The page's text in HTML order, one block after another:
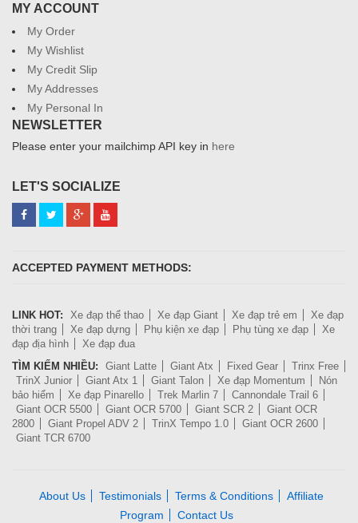
MY ACCOUNT
My Order
My Wishlist
My Credit Slip
My Addresses
My Personal In
NEWSLETTER
Please enter your mailchimp API key in here
LET'S SOCIALIZE
ACCEPTED PAYMENT METHODS:
LINK HOT: Xe đạp thể thao Xe đạp Giant Xe đạp trẻ em
Xe đạp
thời trang
Xe đạp dựng Phụ kiện xe đạp Phụ tùng xe đạp
Xe
đạp địa hình
Xe đạp đua
TÌM KIẾM NHIỀU:
Giant Latte Giant Atx Fixed Gear
Trinx Free
TrinX Junior
Giant Atx 1 Giant Talon Xe đạp Momentum
Nón
bảo hiểm
Xe đạp Pinarello Trek Marlin 7
Cannondale Trail 6
Giant OCR 5500
Giant OCR 5700 Giant SCR 2
Giant OCR
2800
Giant Propel ADV 2 TrinX Tempo 1.0
Giant OCR 2600
Giant TCR 6700
About Us Testimonials Terms & Conditions
Affiliate
Program
Contact Us